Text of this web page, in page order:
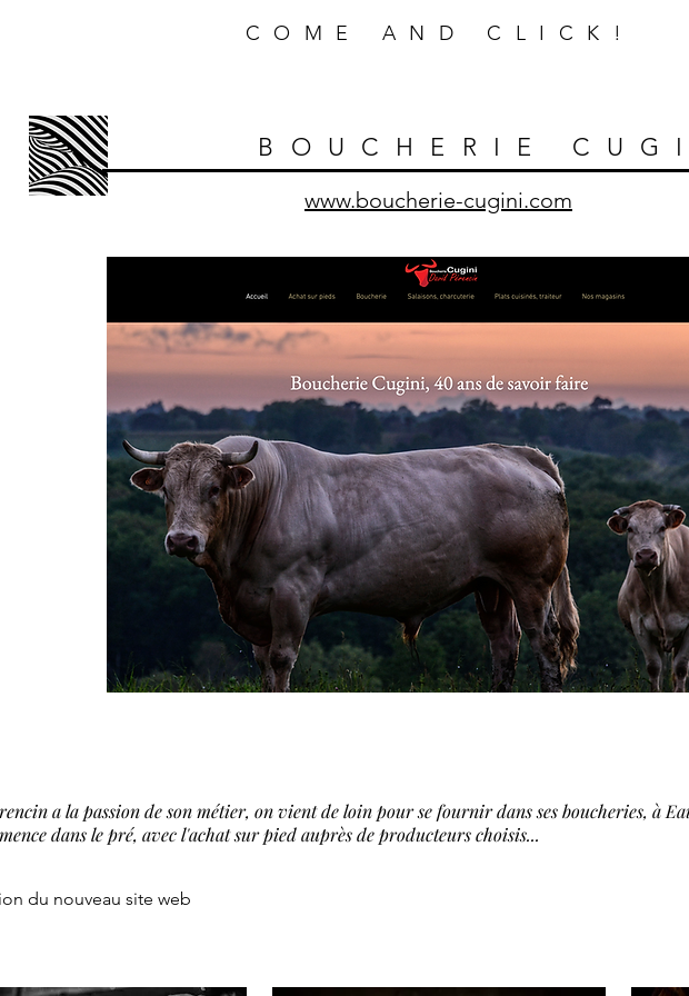
COME AND CLICK!
BOUCHERIE
www.boucherie-cugini.com
a la passion de son métier, on vient de loin pour se fournir dans ses boucheries, à
dans le pré, avec l'achat sur pied auprès de producteurs choisis...
du nouveau site web